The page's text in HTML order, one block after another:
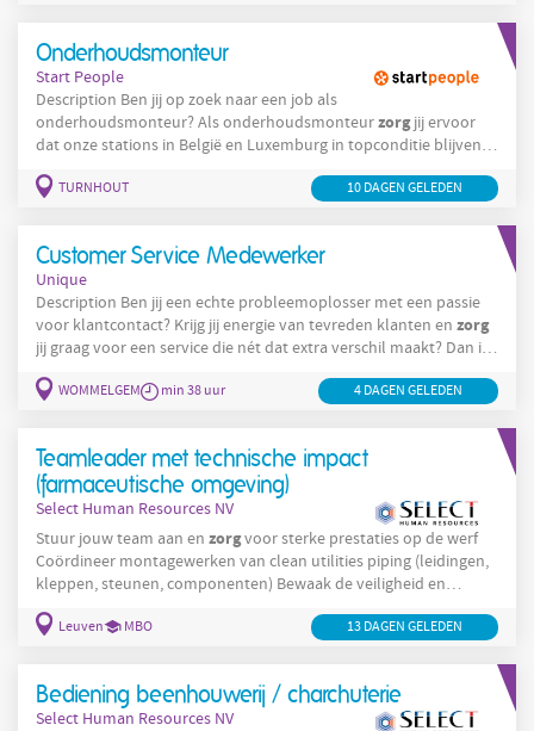
Onderhoudsmonteur
Start People
Description Ben jij op zoek naar een job als
onderhoudsmonteur? Als onderhoudsmonteurzorgjij ervoor
dat onze stations in België en Luxemburg in topconditie blijven.
dat de afleverhoeveelheid altijd correct is. Tijdens
vlotte en veilige vervanging. Zo blijven onze
TURNHOUT 10 DAGEN GELEDEN
Customer Service Medewerker
Unique
Description Ben jij een echte probleemoplosser met een passie
voor klantcontact? Krijg jij energie van tevreden klanten en zorg
jij graag voor een service die nét dat extra verschil maakt? Dan is
binnen de DIY-sector is Unique op zoek naar een enthousiaste
WOMMELGEM min 38 uur 4 DAGEN GELEDEN
Teamleader met technische impact
(farmaceutische omgeving)
Select Human Resources NV
Stuur jouw team aan en zorgvoor sterke prestaties op de werf
Coördineer montagewerken van clean utilities piping (leidingen,
kleppen, steunen, componenten) Bewaak de veiligheid en
correcte uitvoering van alle werkzaamheden Beheer kleine
werven op administratief vlak Organiseer en volg het werk van
voor enzorgvoor een efficiënte
Leuven MBO 13 DAGEN GELEDEN
Bediening beenhouwerij / charchuterie
Select Human Resources NV